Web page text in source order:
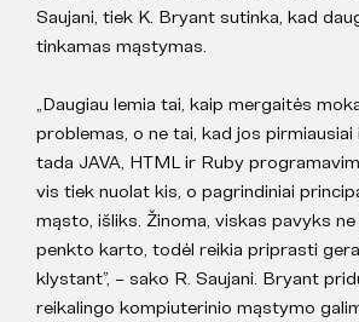
Saujani, tiek K. Bryant sutinka, kad
tinkamas mąstymas.
„Daugiau lemia tai, kaip mergaitės
problemas, o ne tai, kad jos pirmiausiai
tada JAVA, HTML ir Ruby
vis tiek nuolat kis, o pagrindiniai
mąsto, išliks. Žinoma, viskas pavyks
penkto karto, todėl reikia priprasti
klystant”, – sako R. Saujani. Bryant
reikalingo kompiuterinio mąstymo